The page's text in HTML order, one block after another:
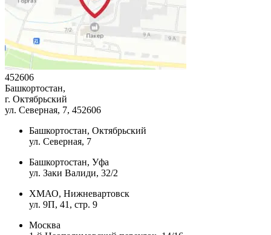
452606
Башкортостан,
г. Октябрьский
ул. Северная, 7, 452606
Башкортостан, Октябрьский
ул. Северная, 7
Башкортостан, Уфа
ул. Заки Валиди, 32/2
ХМАО, Нижневартовск
ул. 9П, 41, стр. 9
Москва